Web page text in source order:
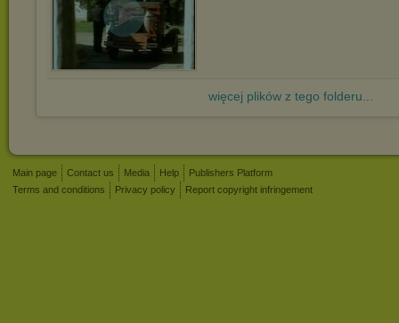
więcej plików z tego folderu...
Main page Contact us Media Help
Publishers Platform
Terms and conditions
Privacy policy Report copyright infringement